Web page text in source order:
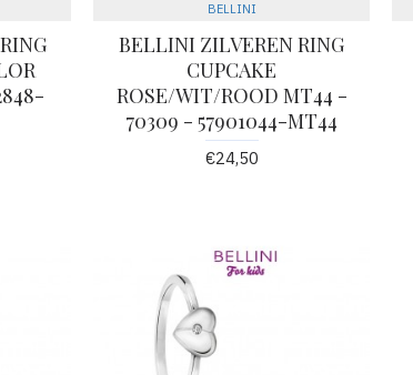
BELLINI
BELLINI ZILVEREN RING
CUPCAKE
ROSE/WIT/ROOD MT44 -
70309 - 57901044-MT44
€24,50